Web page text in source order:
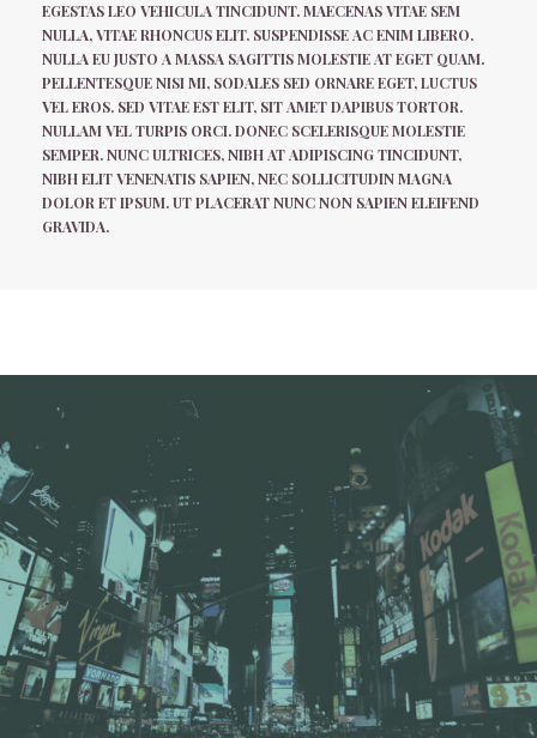
EGESTAS LEO VEHICULA TINCIDUNT. MAECENAS VITAE SEM
NULLA, VITAE RHONCUS ELIT. SUSPENDISSE AC ENIM LIBERO.
NULLA EU JUSTO A MASSA SAGITTIS MOLESTIE AT EGET QUAM.
PELLENTESQUE NISI MI, SODALES SED ORNARE EGET, LUCTUS
VEL EROS. SED VITAE EST ELIT, SIT AMET DAPIBUS TORTOR.
NULLAM VEL TURPIS ORCI. DONEC SCELERISQUE MOLESTIE
SEMPER. NUNC ULTRICES, NIBH AT ADIPISCING TINCIDUNT,
NIBH ELIT VENENATIS SAPIEN, NEC SOLLICITUDIN MAGNA
DOLOR ET IPSUM. UT PLACERAT NUNC NON SAPIEN ELEIFEND
GRAVIDA.